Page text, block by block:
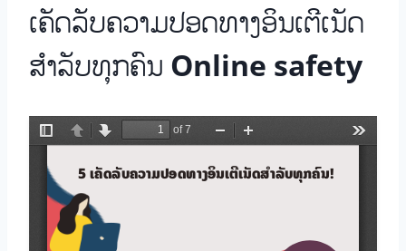
ເຄັດລັບຄວາມປອດທາງອິນເຕີເນັດ
ສຳລັບທຸກຄົນ Online safety